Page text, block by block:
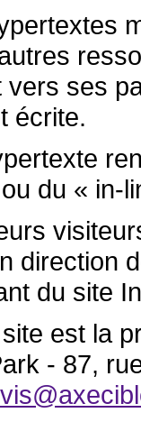
vers ses
écrite.
du « in-
direction
du site
est la
- 87,